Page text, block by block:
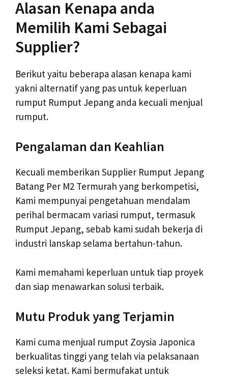
Alasan Kenapa anda
Memilih Kami Sebagai
Supplier?
Berikut yaitu beberapa alasan kenapa kami
yakni alternatif yang pas untuk keperluan
rumput Rumput Jepang anda kecuali menjual
rumput.
Pengalaman dan Keahlian
Kecuali memberikan Supplier Rumput Jepang
Batang Per M2 Termurah yang berkompetisi,
Kami mempunyai pengetahuan mendalam
perihal bermacam variasi rumput, termasuk
Rumput Jepang, sebab kami sudah bekerja di
industri lanskap selama bertahun-tahun.
Kami memahami keperluan untuk tiap proyek
dan siap menawarkan solusi terbaik.
Mutu Produk yang Terjamin
Kami cuma menjual rumput Zoysia Japonica
berkualitas tinggi yang telah via pelaksanaan
seleksi ketat. Kami bermufakat untuk